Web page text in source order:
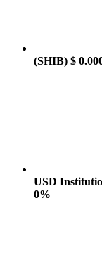
(SHIB) $
USD
0%